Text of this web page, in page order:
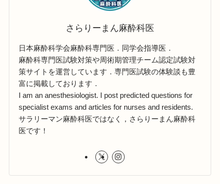
さらりーまん麻酔科医
日本麻酔科学会麻酔科専門医．同学会指導医．
麻酔科専門医試験対策や周術期管理チーム認定試験対
策サイトを運営しています．専門医試験の体験談も豊
富に掲載しております．
I am an anesthesiologist. I post predicted questions for
specialist exams and articles for nurses and residents.
サラリーマン麻酔科医ではなく，さらりーまん麻酔科
医です！